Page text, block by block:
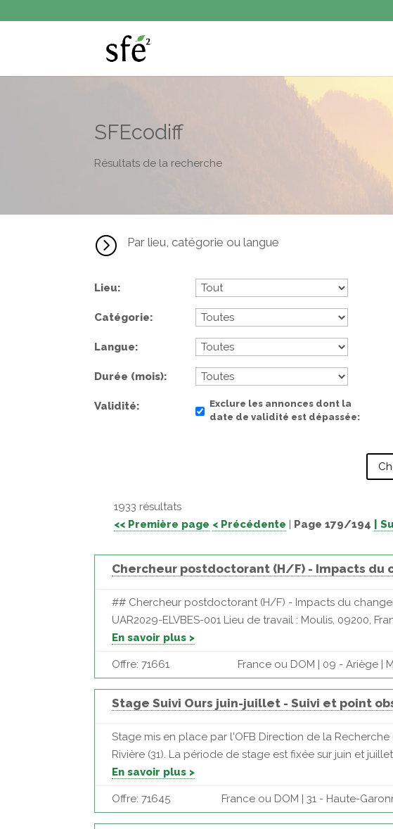
SFEcodiff
Résultats de la recherche
= Par lieu, catégorie ou langue
Lieu
Catégorie
Langue
Durée (mois)
Validité
Exclure les annonces dont la
date de validité est dépassée
1933 résultats
<< Première page < Précédente Page 179/194 |
Chercheur postdoctorant (H/F) - Impacts
## Chercheur postdoctorant (H/F) - Impacts du
UAR2029-ELVBES-001 Lieu de travail : Moulis, 09200,
En savoir plus >
Offre: 71661 France ou DOM | 09 - Ariège |
Stage Suivi Ours juin-juillet - Suivi et point
Stage mis en place par l'OFB Direction de la
Rivière (31). La période de stage est fixée sur juin et
En savoir plus >
Offre: 71645 France ou DOM | 31 - Haute-